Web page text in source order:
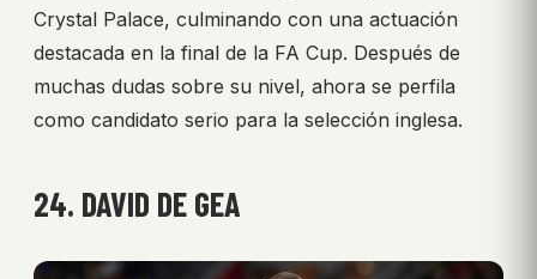
Crystal Palace, culminando con una actuación
destacada en la final de la FA Cup. Después de
muchas dudas sobre su nivel, ahora se perfila
como candidato serio para la selección inglesa.
24. DAVID DE GEA